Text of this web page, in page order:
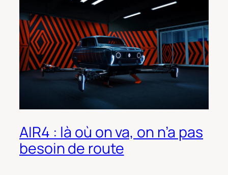
AIR4 : là où on va, on n’a pas
besoin de route